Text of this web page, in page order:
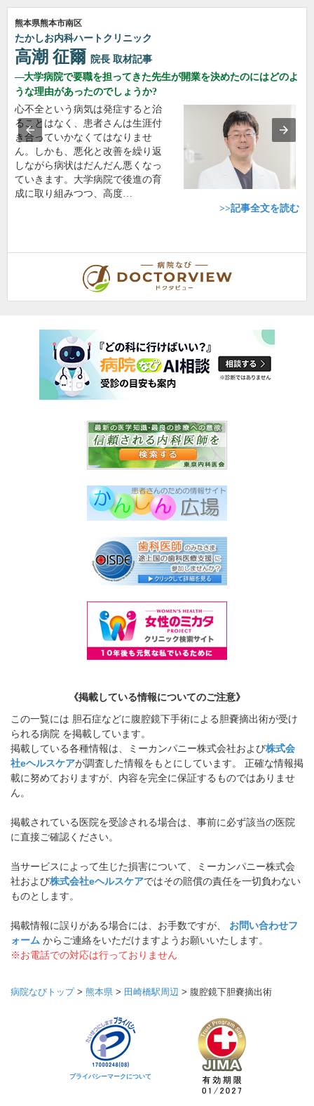
熊本県熊本市南区
たかしお内科ハートクリニック
高潮 征爾 院長 取材記事
大学病院で要職を担ってきた先生が開業を決めたのにはどのよ
うな理由があったのでしょうか?
心不全という病気は発症すると治
ることはなく、患者さんは生涯付
き合っていかなくてはなりませ
ん。しかも、悪化と改善を繰り返
しながら病状はだんだん悪くなっ
ていきます。大学病院で後進の育
成に取り組みつつ、高度…
>>記事全文を読む
《掲載している情報についてのご注意》
この一覧には 胆石症などに腹腔鏡下手術による胆嚢摘出術が受け
られる病院 を掲載しています。
掲載している各種情報は、ミーカンパニー株式会社および株式会
社eヘルスケアが調査した情報をもとにしています。 正確な情報掲
載に努めておりますが、内容を完全に保証するものではありませ
ん。
掲載されている医院を受診される場合は、事前に必ず該当の医院
に直接ご確認ください。
当サービスによって生じた損害について、ミーカンパニー株式会
社および株式会社eヘルスケアではその賠償の責任を一切負わない
ものとします。
掲載情報に誤りがある場合には、お手数ですが、 お問い合わせフ
ォーム からご連絡をいただけますようお願いいたします。
※お電話での対応は行っておりません
病院なびトップ> 熊本県 > 田崎橋駅周辺 > 腹腔鏡下胆嚢摘出術
プライバシーマークについて